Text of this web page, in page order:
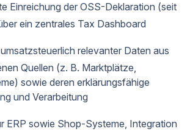
Einreichung der OSS-Deklaration (seit
ein zentrales Tax Dashboard
relevanter Daten aus
Quellen (z. B. Marktplätze,
sowie deren erklärungsfähige
und Verarbeitung
ERP sowie Shop-Systeme, Integration